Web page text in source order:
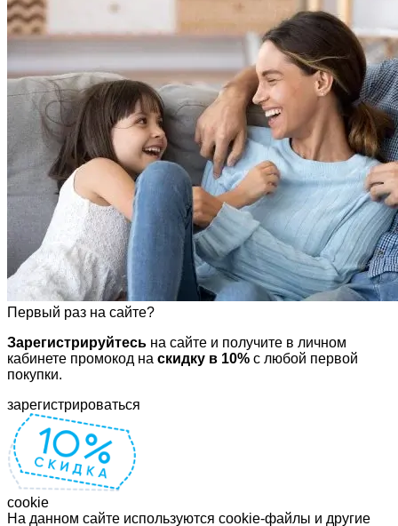
Первый раз на сайте?
Зарегистрируйтесь на сайте и получите в личном
кабинете промокод на скидку в 10% с любой первой
покупки.
зарегистрироваться
cookie
На данном сайте используются cookie-файлы и другие